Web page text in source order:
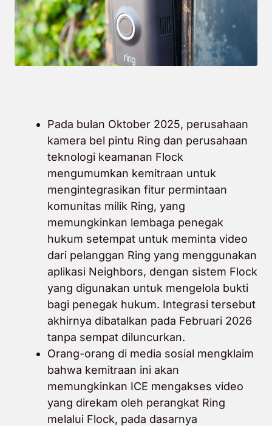
Pada bulan Oktober 2025, perusahaan
kamera bel pintu Ring dan perusahaan
teknologi keamanan Flock
mengumumkan kemitraan untuk
mengintegrasikan fitur permintaan
komunitas milik Ring, yang
memungkinkan lembaga penegak
hukum setempat untuk meminta video
dari pelanggan Ring yang menggunakan
aplikasi Neighbors, dengan sistem Flock
yang digunakan untuk mengelola bukti
bagi penegak hukum. Integrasi tersebut
akhirnya dibatalkan pada Februari 2026
tanpa sempat diluncurkan.
Orang-orang di media sosial mengklaim
bahwa kemitraan ini akan
memungkinkan ICE mengakses video
yang direkam oleh perangkat Ring
melalui Flock, pada dasarnya